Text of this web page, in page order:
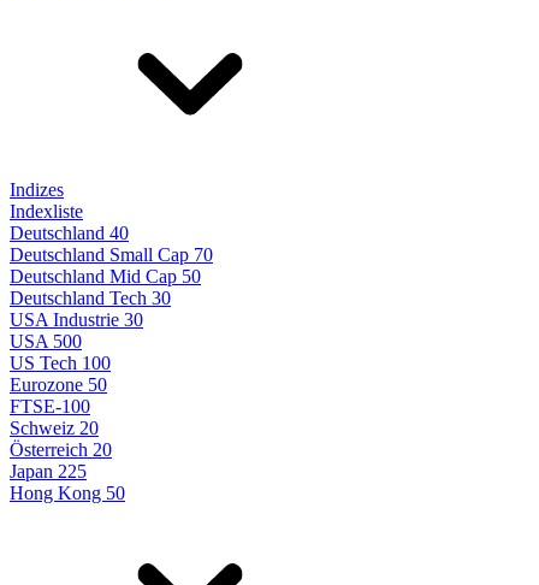
Indizes
Indexliste
Deutschland 40
Deutschland Small Cap 70
Deutschland Mid Cap 50
Deutschland Tech 30
USA Industrie 30
USA 500
US Tech 100
Eurozone 50
FTSE-100
Schweiz 20
Österreich 20
Japan 225
Hong Kong 50